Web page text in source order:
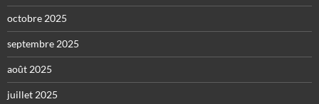
octobre 2025
septembre 2025
août 2025
juillet 2025